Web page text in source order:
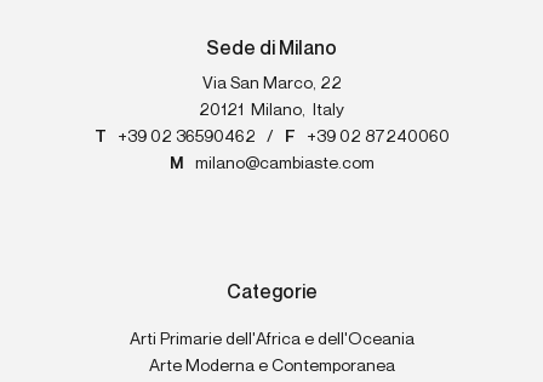
Sede di Milano
Via San Marco, 22
20121
Milano,
Italy
T
+39 02 36590462 / F
+39 02 87240060
M
milano@cambiaste.com
Categorie
Arti Primarie dell'Africa e dell'Oceania
Arte Moderna e Contemporanea